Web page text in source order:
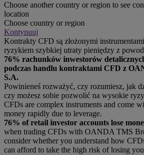
Choose another country or region to see
location
Choose country or region
Kontynuuj
Kontrakty CFD są złożonymi
ryzykiem szybkiej utraty pieniędzy z
76% rachunków inwestorów
podczas handlu kontraktami CFD z
S.A.
Powinieneś rozważyć, czy rozumiesz, jak
czy możesz sobie pozwolić na wysokie
CFDs are complex instruments and come
money rapidly due to leverage.
76% of retail investor accounts lose
when trading CFDs with OANDA TMS
consider whether you understand how
can afford to take the high risk of losing